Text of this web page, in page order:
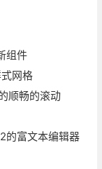
组件
网格
顺畅的滚动
富文本编辑器